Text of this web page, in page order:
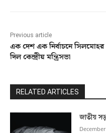
Previous article
এক দেশ এক নির্বাচনে সিলমোহর
দিল কেন্দ্রীয় মন্ত্রিসভা
RELATED ARTICLES
জাতীয়